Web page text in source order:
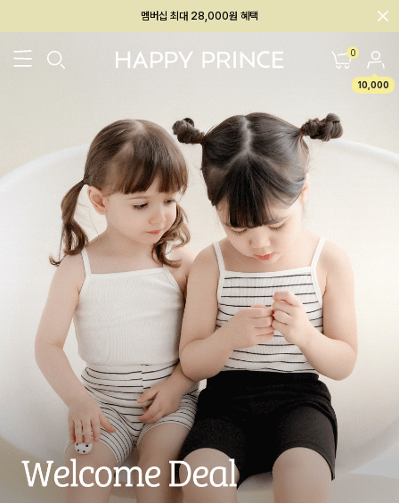
회원전용 아울렛, 가입하면 ~60% 할인!
0
10,000